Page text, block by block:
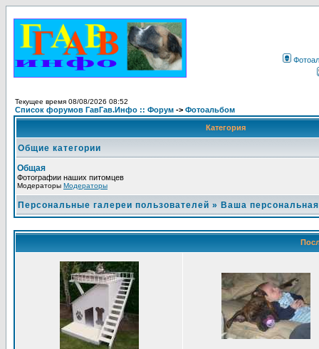
Текущее время 08/08/2026 08:52
Список форумов ГавГав.Инфо :: Форум -> Фотоальбом
Категория
Общие категории
Общая
Фотографии наших питомцев
Модераторы Модераторы
Персональные галереи пользователей » Ваша